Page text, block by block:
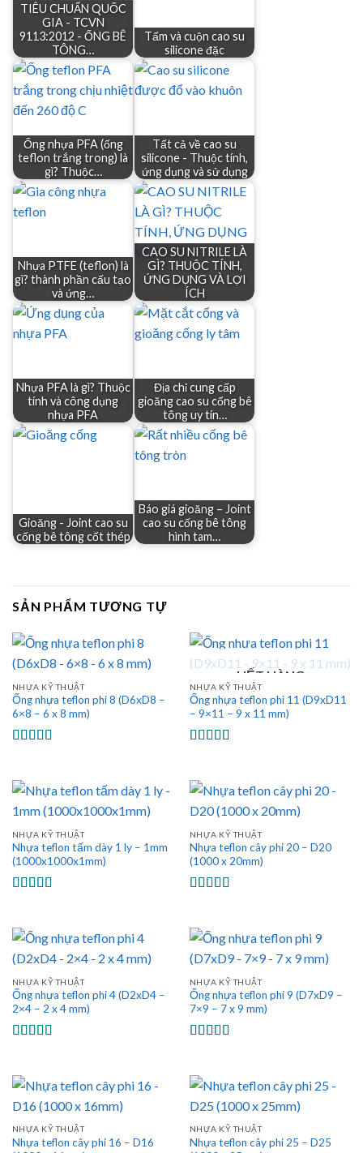
TIÊU CHUẨN QUỐC
GIA - TCVN
9113:2012 - ỐNG BÊ
TÔNG…
Tấm và cuộn cao su
silicone đặc
Ống nhựa PFA (ống
teflon trắng trong) là
gì? Thuộc…
Tất cả về cao su
silicone - Thuộc tính,
ứng dụng và sử dụng
Nhựa PTFE (teflon) là
gì? thành phần cấu tạo
và ứng…
CAO SU NITRILE LÀ
GÌ? THUỘC TÍNH,
ỨNG DỤNG VÀ LỢI
ÍCH
Nhựa PFA là gì? Thuộc
tính và công dụng
nhựa PFA
Địa chỉ cung cấp
gioăng cao su cống bê
tông uy tín…
Gioăng - Joint cao su
cống bê tông cốt thép
Báo giá gioăng – Joint
cao su cống bê tông
hình tam…
SẢN PHẨM TƯƠNG TỰ
NHỰA KỸ THUẬT
Ống nhựa teflon phi 8 (D6xD8 –
6×8 – 6 x 8 mm)
sao
HẾT HÀNG
NHỰA KỸ THUẬT
Ống nhựa teflon phi 11 (D9xD11
– 9×11 – 9 x 11 mm)
sao
NHỰA KỸ THUẬT
Nhựa teflon tấm dày 1 ly – 1mm
(1000x1000x1mm)
sao
NHỰA KỸ THUẬT
Nhựa teflon cây phi 20 – D20
(1000 x 20mm)
sao
NHỰA KỸ THUẬT
Ống nhựa teflon phi 4 (D2xD4 –
2×4 – 2 x 4 mm)
sao
NHỰA KỸ THUẬT
Ống nhựa teflon phi 9 (D7xD9 –
7×9 – 7 x 9 mm)
sao
NHỰA KỸ THUẬT
Nhựa teflon cây phi 16 – D16
NHỰA KỸ THUẬT
Nhựa teflon cây phi 25 – D25